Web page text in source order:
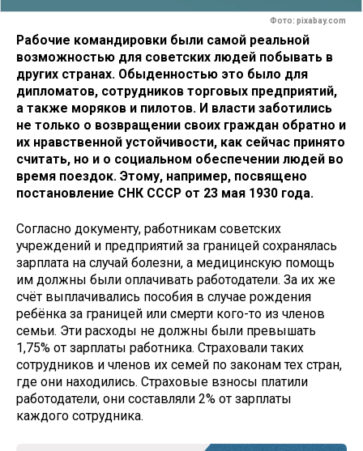
Фото: pixabay.com
Рабочие командировки были самой реальной
возможностью для советских людей побывать в
других странах. Обыденностью это было для
дипломатов, сотрудников торговых предприятий,
а также моряков и пилотов. И власти заботились
не только о возвращении своих граждан обратно и
их нравственной устойчивости, как сейчас принято
считать, но и о социальном обеспечении людей во
время поездок. Этому, например, посвящено
постановление СНК СССР от 23 мая 1930 года.
Согласно документу, работникам советских
учреждений и предприятий за границей сохранялась
зарплата на случай болезни, а медицинскую помощь
им должны были оплачивать работодатели. За их же
счёт выплачивались пособия в случае рождения
ребёнка за границей или смерти кого-то из членов
семьи. Эти расходы не должны были превышать
1,75% от зарплаты работника. Страховали таких
сотрудников и членов их семей по законам тех стран,
где они находились. Страховые взносы платили
работодатели, они составляли 2% от зарплаты
каждого сотрудника.